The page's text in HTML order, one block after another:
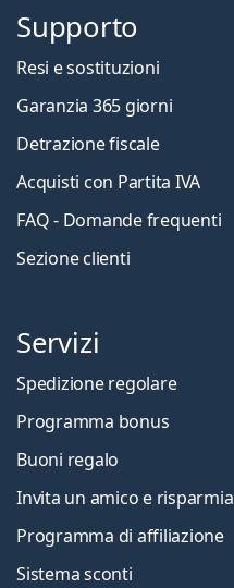
Supporto
Resi e sostituzioni
Garanzia 365 giorni
Detrazione fiscale
Acquisti con Partita IVA
FAQ - Domande frequenti
Sezione clienti
Servizi
Spedizione regolare
Programma bonus
Buoni regalo
Invita un amico e risparmia
Programma di affiliazione
Sistema sconti